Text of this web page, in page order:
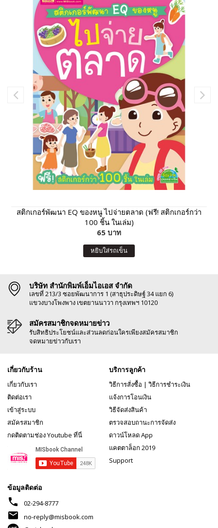
สติกเกอร์พัฒนา EQ ของหนู ไปจ่ายตลาด (ฟรี! สติกเกอร์กว่า
100 ชิ้น ในเล่ม)
65 บาท
หยิบใส่รถเข็น
บริษัท สำนักพิมพ์เอ็มไอเอส จำกัด
เลขที่ 213/3 ซอยพัฒนาการ 1 (สาธุประดิษฐ์ 34 แยก 6)
แขวงบางโพงพาง เขตยานนาวา กรุงเทพฯ 10120
สมัครสมาชิกจดหมายข่าว
รับสิทธิประโยชน์และส่วนลดก่อนใครเพียงสมัครสมาชิก
จดหมายข่าวกับเรา
เกี่ยวกับร้าน
เกี่ยวกับเรา
ติดต่อเรา
เข้าสู่ระบบ
สมัครสมาชิก
กดติดตามช่อง Youtube ที่นี่
บริการลูกค้า
วิธีการสั่งซื้อ | วิธีการชำระเงิน
แจ้งการโอนเงิน
วิธีจัดส่งสินค้า
ตรวจสอบถานะการจัดส่ง
ดาวน์โหลด App
แคตตาล็อก 2019
Support
ข้อมูลติดต่อ
phone 02-294-8777
mail
no-reply@misbook.com